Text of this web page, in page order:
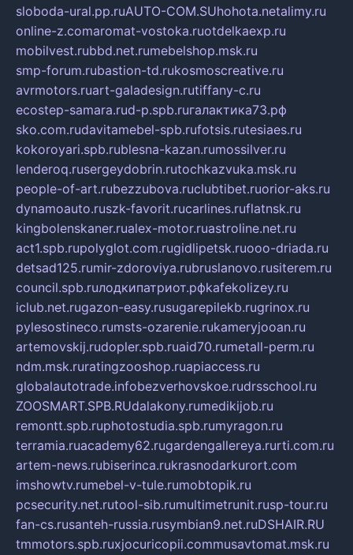
sloboda-ural.pp.ruAUTO-COM.SUhohota.netalimy.ru
online-z.comaromat-vostoka.ruotdelkaexp.ru
mobilvest.rubbd.net.rumebelshop.msk.ru
smp-forum.rubastion-td.rukosmoscreative.ru
avrmotors.ruart-galadesign.rutiffany-c.ru
ecostep-samara.rud-p.spb.ruгалактика73.рф
sko.com.rudavitamebel-spb.rufotsis.rutesiaes.ru
kokoroyari.spb.rublesna-kazan.rumossilver.ru
lenderoq.rusergeydobrin.rutochkazvuka.msk.ru
people-of-art.rubezzubova.ruclubtibet.ruorior-aks.ru
dynamoauto.ruszk-favorit.rucarlines.ruflatnsk.ru
kingbolenskaner.rualex-motor.ruastroline.net.ru
act1.spb.rupolyglot.com.rugidlipetsk.ruooo-driada.ru
detsad125.rumir-zdoroviya.rubruslanovo.rusiterem.ru
council.spb.ruлодкипатриот.рфkafekolizey.ru
iclub.net.rugazon-easy.rusugarepilekb.rugrinox.ru
pylesostineco.rumsts-ozarenie.rukameryjooan.ru
artemovskij.rudopler.spb.ruaid70.rumetall-perm.ru
ndm.msk.ruratingzooshop.ruapiaccess.ru
globalautotrade.infobezverhovskoe.rudrsschool.ru
ZOOSMART.SPB.RUdalakony.rumedikijob.ru
remontt.spb.ruphotostudia.spb.rumyragon.ru
terramia.ruacademy62.rugardengallereya.rurti.com.ru
artem-news.rubiserinca.rukrasnodarkurort.com
imshowtv.rumebel-v-tule.rumobtopik.ru
pcsecurity.net.rutool-sib.rumultimetrunit.rusp-tour.ru
fan-cs.rusanteh-russia.rusymbian9.net.ruDSHAIR.RU
tmmotors.spb.ruxjocuricopii.commusavtomat.msk.ru